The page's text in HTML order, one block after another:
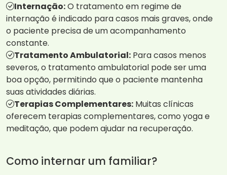
Internação:O tratamento em regime de
internação é indicado para casos mais graves, onde
o paciente precisa de um acompanhamento
constante.
Tratamento Ambulatorial: Para casos menos
severos, o tratamento ambulatorial pode ser uma
boa opção, permitindo que o paciente mantenha
suas atividades diárias.
Terapias Complementares: Muitas clínicas
oferecem terapias complementares, como yoga e
meditação, que podem ajudar na recuperação.
Como internar um familiar?